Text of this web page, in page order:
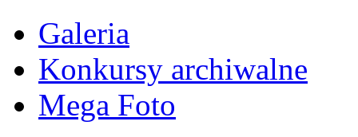
Galeria
Konkursy archiwalne
Mega Foto